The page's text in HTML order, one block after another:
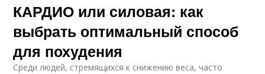
КАРДИО или силовая: как
выбрать оптимальный способ
для похудения
Среди людей, стремящихся к снижению веса, часто